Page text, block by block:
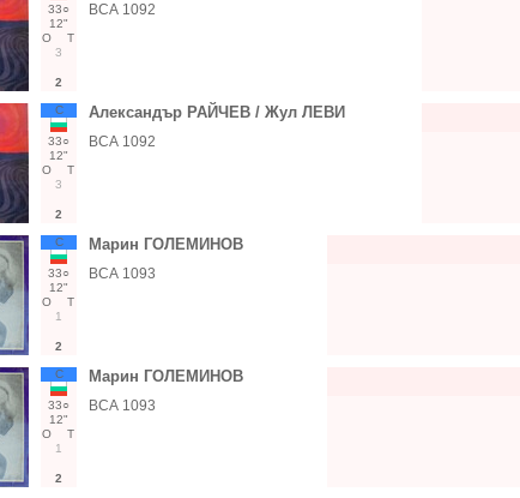
33○
12"
О
Т
3
2
ВСА 1092
С
33○
12"
О
Т
3
2
Александър РАЙЧЕВ / Жул ЛЕВИ
ВСА 1092
С
33○
12"
О
Т
1
2
Марин ГОЛЕМИНОВ
ВСА 1093
С
33○
12"
О
Т
1
2
Марин ГОЛЕМИНОВ
ВСА 1093